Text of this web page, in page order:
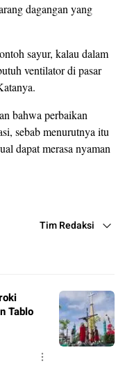
dagangan yang
sayur, kalau dalam
ventilator di pasar
bahwa perbaikan
sebab menurutnya itu
dapat merasa nyaman
Tim Redaksi
Tablo